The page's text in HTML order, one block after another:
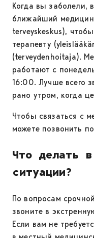
Когда вы заболели,
ближайший
terveyskeskus),
терапевту
(terveydenhoitaja).
работают с
16:00. Лучше всего
рано утром, когда
Чтобы связаться с
можете позвонить
Что делать
ситуации?
По вопросам
звоните в
Если вам не